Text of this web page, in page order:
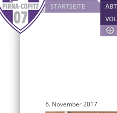
STARTSEITE
6. November 2017